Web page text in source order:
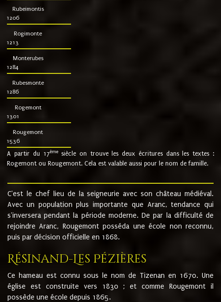
Rubeimontis
1206
Rogimonte
1213
Monterubes
1284
Rubesmonte
1286
Rogemont
1301
Rougemont
1536
A partir du 17ème siècle on trouve les deux écritures dans les textes :
Rogemont ou Rougemont. Cela est valable aussi pour le nom de famille.
C'est le chef lieu de la seigneurie avec son château médiéval.
Avec un population plus importante que Aranc, tendance qui
s'inversera pendant la période moderne. De par la difficulté de
rejoindre Aranc, Rougemont posséda une école non reconnu,
puis par décision officielle en 1868.
Résinand-Les Pézières
Ce hameau est connu sous le nom de Tizenan en 1670. Une
église est construite vers 1830 ; et comme Rougemont il
possède une école depuis 1865.